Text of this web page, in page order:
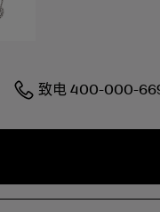
致电400-000-